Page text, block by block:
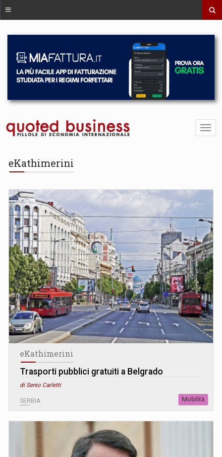
eKathimerini
eKathimerini
Trasporti pubblici gratuiti a Belgrado
di Senio Carletti
SERBIA Mobilità